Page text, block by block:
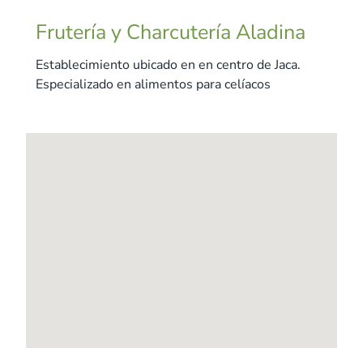
Frutería y Charcutería Aladina
Establecimiento ubicado en en centro de Jaca.
Especializado en alimentos para celíacos